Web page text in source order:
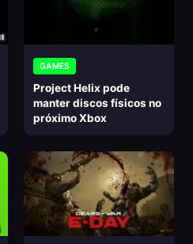
GAMES
Project Helix pode
manter discos físicos no
próximo Xbox